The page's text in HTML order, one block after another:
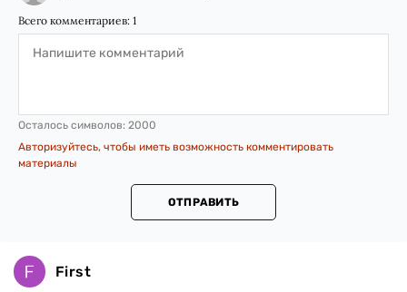
Всего комментариев: 1
Осталось символов: 2000
Авторизуйтесь, чтобы иметь возможность комментировать
материалы
ОТПРАВИТЬ
First